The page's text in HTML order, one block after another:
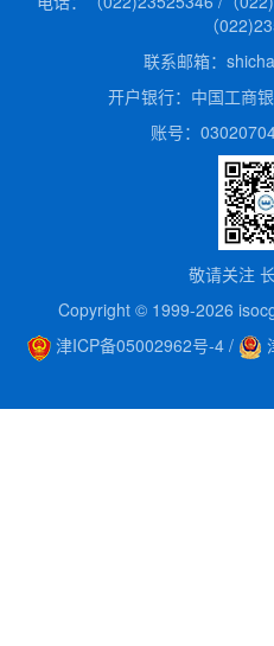
专题栏目
联系我们
（
联系邮箱：
开户银行：中国工商
账号：
敬请关注
Copyright © 1999-2026
津ICP备05002962号-4 /